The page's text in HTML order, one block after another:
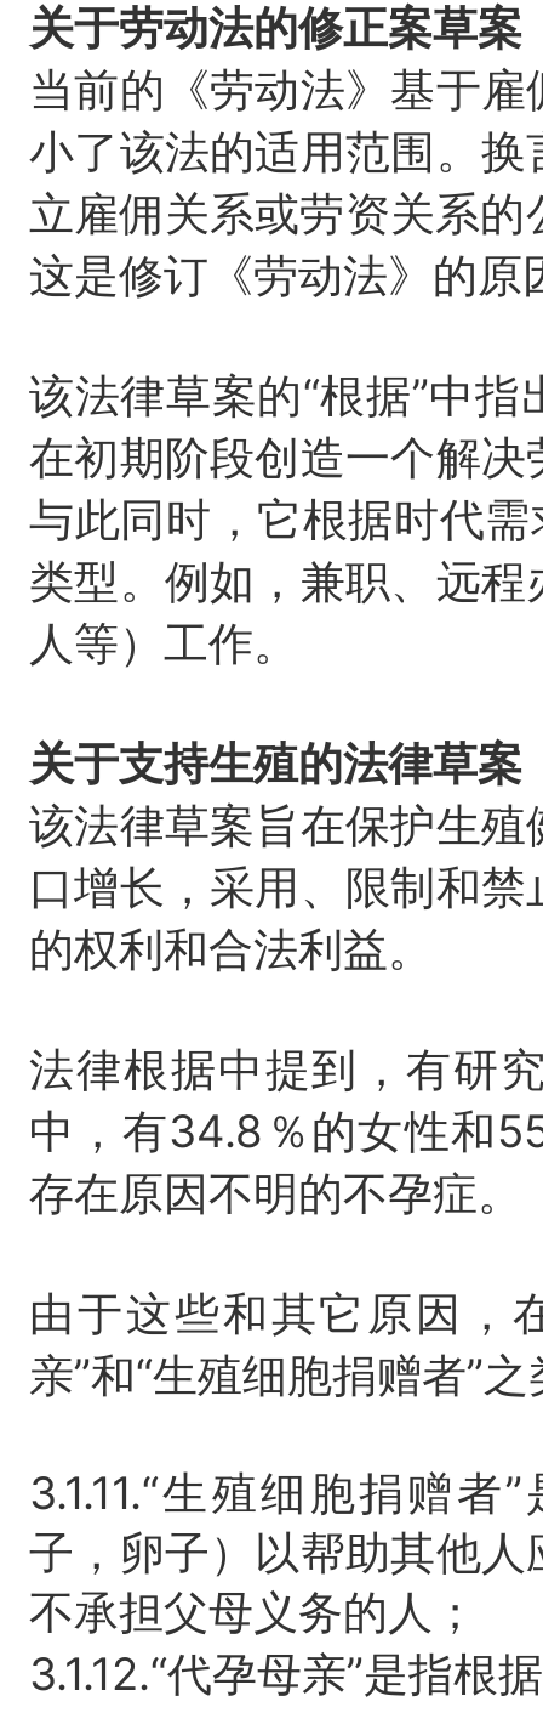
关于劳动法的修正案草案
当前的《劳动法》基于
小了该法的适用范围。
立雇佣关系或劳资关系的
这是修订《劳动法》的原
该法律草案的“根据”中
在初期阶段创造一个解
与此同时，它根据时代
类型。例如，兼职、远
人等）工作。
关于支持生殖的法律草案
该法律草案旨在保护生
口增长，采用、限制和
的权利和合法利益。
法律根据中提到，有研
中，有34.8％的女性和
存在原因不明的不孕症。
由于这些和其它原因，
亲”和“生殖细胞捐赠者”
3.1.11.“生殖细胞捐赠
子，卵子）以帮助其他
不承担父母义务的人；
3.1.12.“代孕母亲”是指根